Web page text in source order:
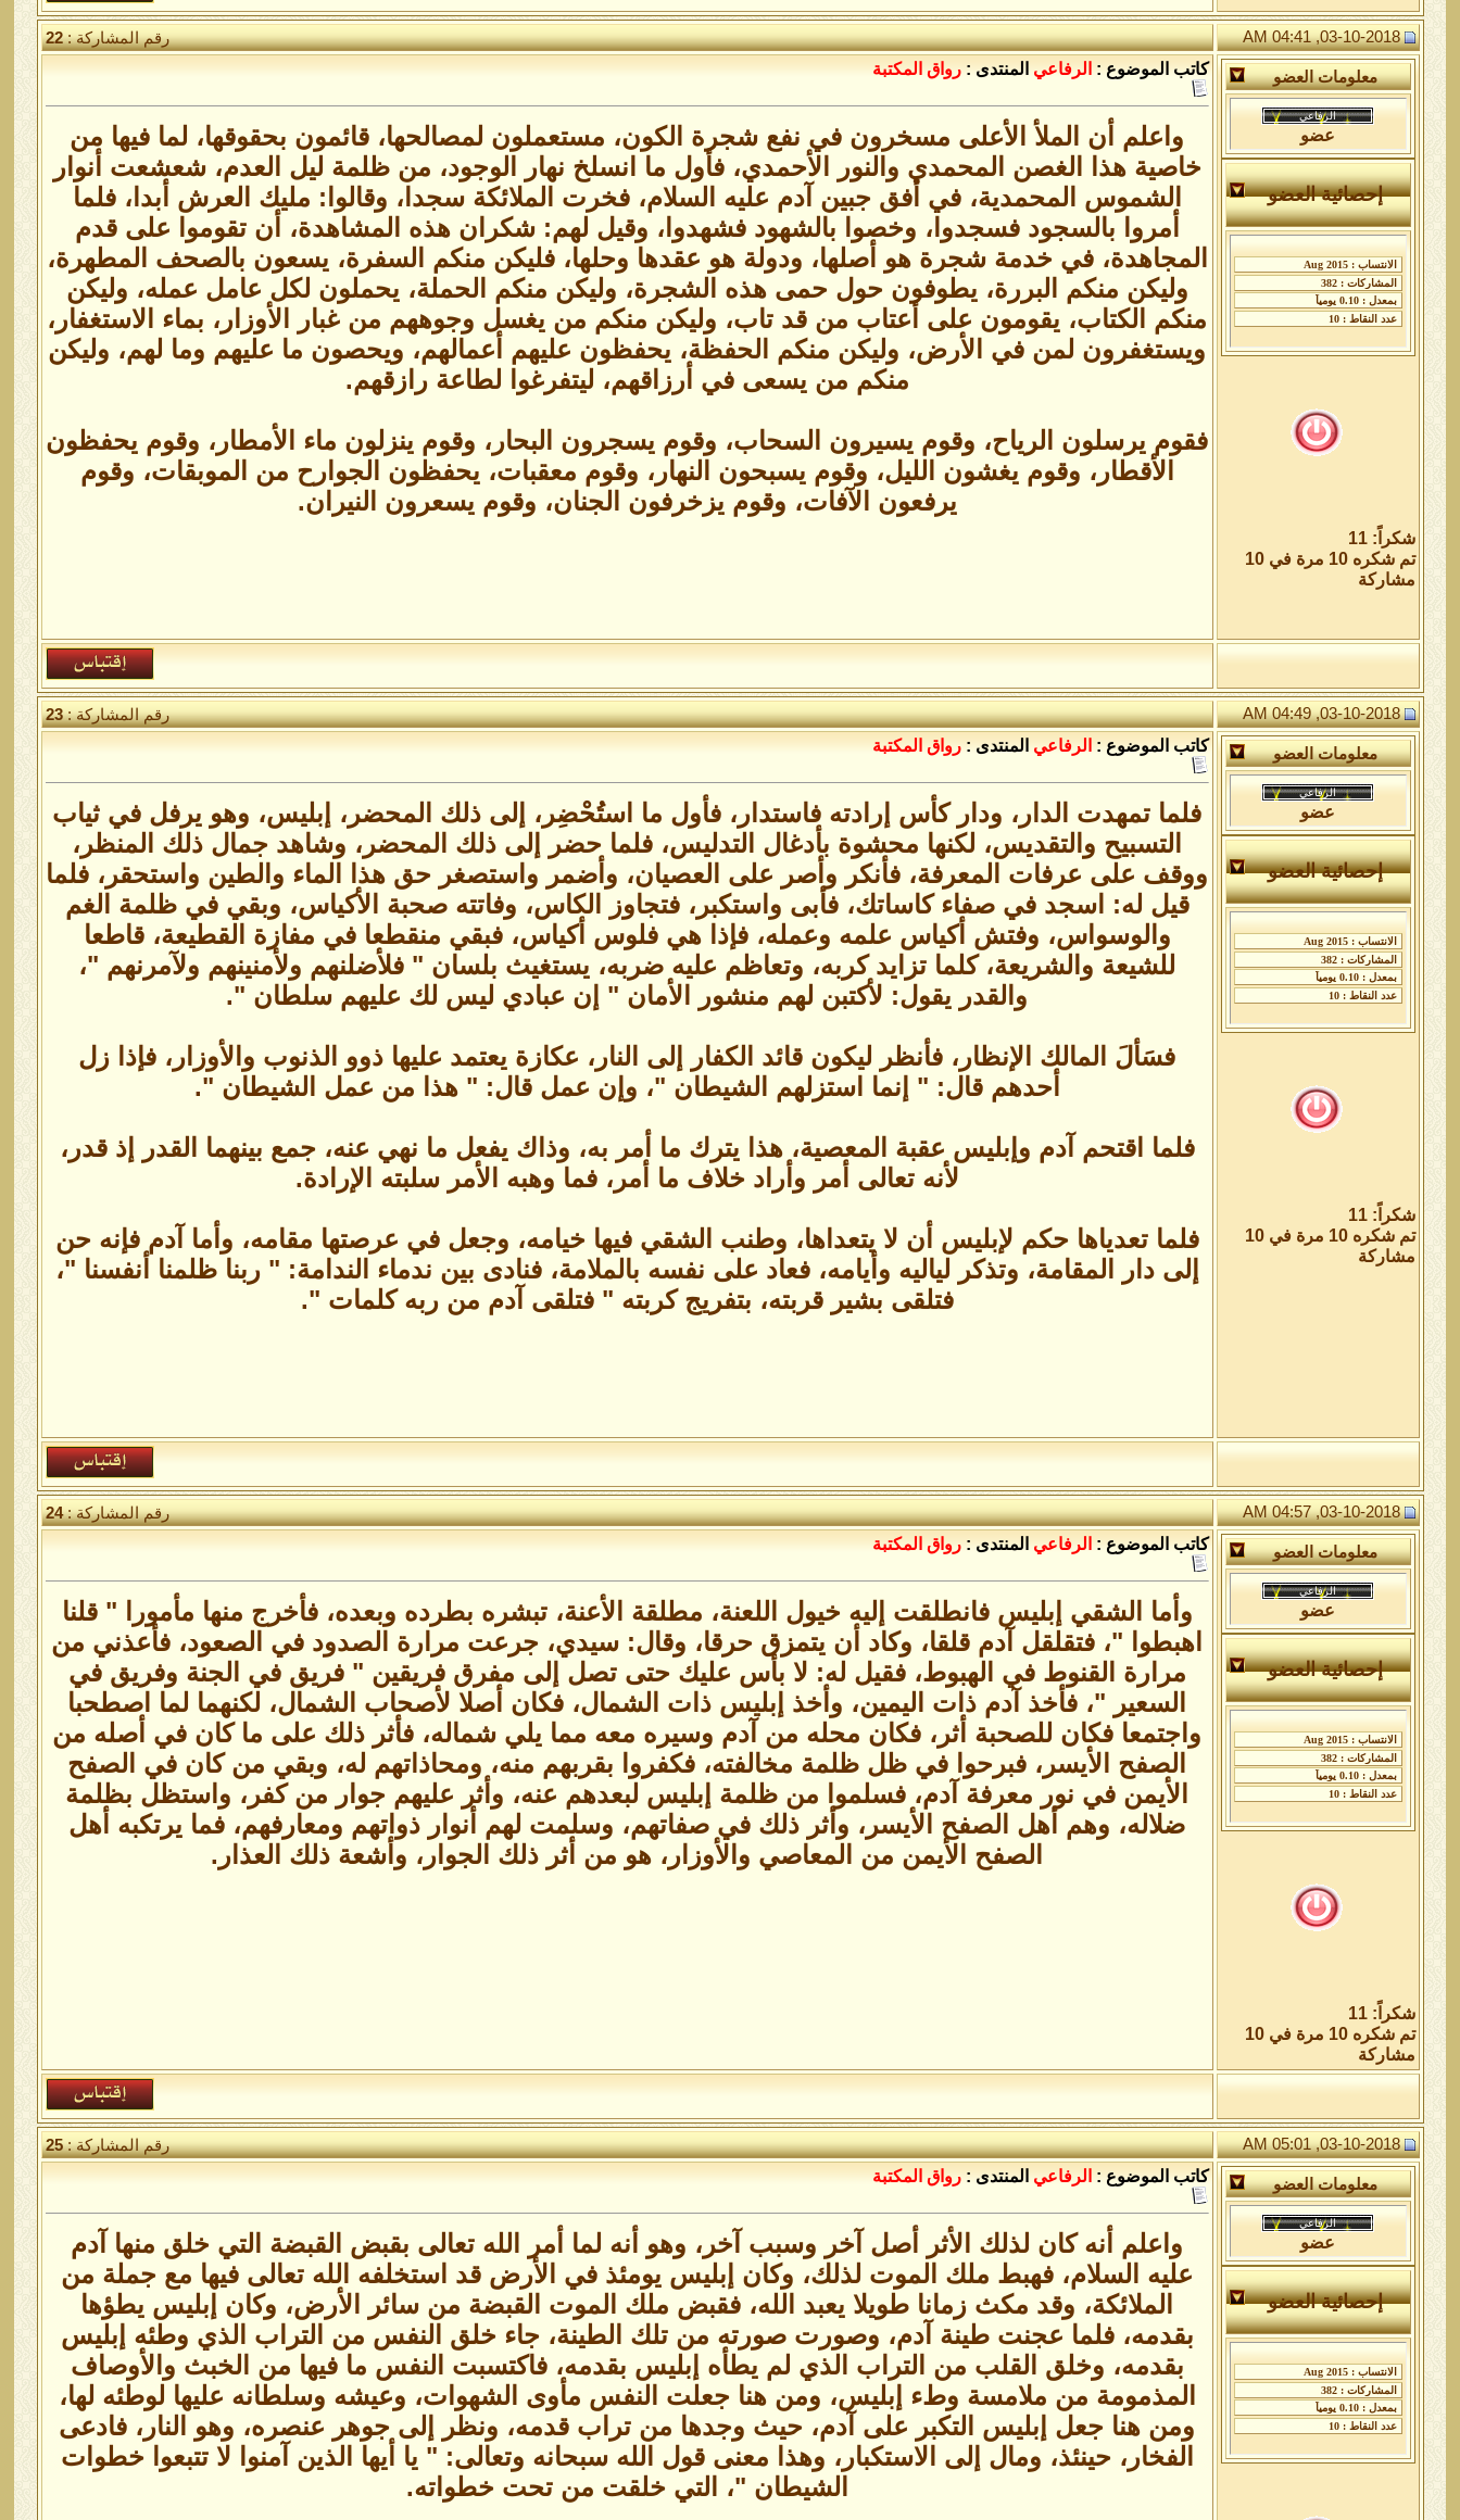
03-10-2018, 04:41 AM رقم المشاركة :22
معلومات العضو
عضو
إحصائية العضو
شكراً: 11
تم شكره 10 مرة في 10
مشاركة
كاتب الموضوع : الرفاعي المنتدى : رواق المكتبة
واعلم أن الملأ الأعلى مسخرون في نفع شجرة الكون، مستعملون لمصالحها، قائمون بحقوقها، لما فيها من
خاصية هذا الغصن المحمدي والنور الأحمدي، فأول ما انسلخ نهار الوجود، من ظلمة ليل العدم، شعشعت أنوار
الشموس المحمدية، في أفق جبين آدم عليه السلام، فخرت الملائكة سجدا، وقالوا: مليك العرش أبدا، فلما
أمروا بالسجود فسجدوا، وخصوا بالشهود فشهدوا، وقيل لهم: شكران هذه المشاهدة، أن تقوموا على قدم
المجاهدة، في خدمة شجرة هو أصلها، ودولة هو عقدها وحلها، فليكن منكم السفرة، يسعون بالصحف المطهرة،
وليكن منكم البررة، يطوفون حول حمى هذه الشجرة، وليكن منكم الحملة، يحملون لكل عامل عمله، وليكن
منكم الكتاب، يقومون على أعتاب من قد تاب، وليكن منكم من يغسل وجوههم من غبار الأوزار، بماء الاستغفار،
ويستغفرون لمن في الأرض، وليكن منكم الحفظة، يحفظون عليهم أعمالهم، ويحصون ما عليهم وما لهم، وليكن
منكم من يسعى في أرزاقهم، ليتفرغوا لطاعة رازقهم.
فقوم يرسلون الرياح، وقوم يسيرون السحاب، وقوم يسجرون البحار، وقوم ينزلون ماء الأمطار، وقوم يحفظون
الأقطار، وقوم يغشون الليل، وقوم يسبحون النهار، وقوم معقبات، يحفظون الجوارح من الموبقات، وقوم
يرفعون الآفات، وقوم يزخرفون الجنان، وقوم يسعرون النيران.
03-10-2018, 04:49 AM رقم المشاركة :23
معلومات العضو
عضو
إحصائية العضو
شكراً: 11
تم شكره 10 مرة في 10
مشاركة
كاتب الموضوع : الرفاعي المنتدى : رواق المكتبة
فلما تمهدت الدار، ودار كأس إرادته فاستدار، فأول ما استُحْضِر، إلى ذلك المحضر، إبليس، وهو يرفل في ثياب
التسبيح والتقديس، لكنها محشوة بأدغال التدليس، فلما حضر إلى ذلك المحضر، وشاهد جمال ذلك المنظر،
ووقف على عرفات المعرفة، فأنكر وأصر على العصيان، وأضمر واستصغر حق هذا الماء والطين واستحقر، فلما
قيل له: اسجد في صفاء كاساتك، فأبى واستكبر، فتجاوز الكاس، وفاتته صحبة الأكياس، وبقي في ظلمة الغم
والوسواس، وفتش أكياس علمه وعمله، فإذا هي فلوس أكياس، فبقي منقطعا في مفازة القطيعة، قاطعا
للشيعة والشريعة، كلما تزايد كربه، وتعاظم عليه ضربه، يستغيث بلسان " فلأضلنهم ولأمنينهم ولآمرنهم "،
والقدر يقول: لأكتبن لهم منشور الأمان " إن عبادي ليس لك عليهم سلطان ".
فسَألَ المالك الإنظار، فأنظر ليكون قائد الكفار إلى النار، عكازة يعتمد عليها ذوو الذنوب والأوزار، فإذا زل
أحدهم قال: " إنما استزلهم الشيطان "، وإن عمل قال: " هذا من عمل الشيطان ".
فلما اقتحم آدم وإبليس عقبة المعصية، هذا يترك ما أمر به، وذاك يفعل ما نهي عنه، جمع بينهما القدر إذ قدر،
لأنه تعالى أمر وأراد خلاف ما أمر، فما وهبه الأمر سلبته الإرادة.
فلما تعدياها حكم لإبليس أن لا يتعداها، وطنب الشقي فيها خيامه، وجعل في عرصتها مقامه، وأما آدم فإنه حن
إلى دار المقامة، وتذكر لياليه وأيامه، فعاد على نفسه بالملامة، فنادى بين ندماء الندامة: " ربنا ظلمنا أنفسنا "،
فتلقى بشير قربته، بتفريج كربته " فتلقى آدم من ربه كلمات ".
03-10-2018, 04:57 AM رقم المشاركة :24
معلومات العضو
عضو
إحصائية العضو
شكراً: 11
تم شكره 10 مرة في 10
مشاركة
كاتب الموضوع : الرفاعي المنتدى : رواق المكتبة
وأما الشقي إبليس فانطلقت إليه خيول اللعنة، مطلقة الأعنة، تبشره بطرده وبعده، فأخرج منها مأمورا " قلنا
اهبطوا "، فتقلقل آدم قلقا، وكاد أن يتمزق حرقا، وقال: سيدي، جرعت مرارة الصدود في الصعود، فأعذني من
مرارة القنوط في الهبوط، فقيل له: لا بأس عليك حتى تصل إلى مفرق فريقين " فريق في الجنة وفريق في
السعير "، فأخذ آدم ذات اليمين، وأخذ إبليس ذات الشمال، فكان أصلا لأصحاب الشمال، لكنهما لما اصطحبا
واجتمعا فكان للصحبة أثر، فكان محله من آدم وسيره معه مما يلي شماله، فأثر ذلك على ما كان في أصله من
الصفح الأيسر، فبرحوا في ظل ظلمة مخالفته، فكفروا بقربهم منه، ومحاذاتهم له، وبقي من كان في الصفح
الأيمن في نور معرفة آدم، فسلموا من ظلمة إبليس لبعدهم عنه، وأثر عليهم جوار من كفر، واستظل بظلمة
ضلاله، وهم أهل الصفح الأيسر، وأثر ذلك في صفاتهم، وسلمت لهم أنوار ذواتهم ومعارفهم، فما يرتكبه أهل
الصفح الأيمن من المعاصي والأوزار، هو من أثر ذلك الجوار، وأشعة ذلك العذار.
03-10-2018, 05:01 AM رقم المشاركة :25
معلومات العضو
عضو
إحصائية العضو
كاتب الموضوع : الرفاعي المنتدى : رواق المكتبة
واعلم أنه كان لذلك الأثر أصل آخر وسبب آخر، وهو أنه لما أمر الله تعالى بقبض القبضة التي خلق منها آدم
عليه السلام، فهبط ملك الموت لذلك، وكان إبليس يومئذ في الأرض قد استخلفه الله تعالى فيها مع جملة من
الملائكة، وقد مكث زمانا طويلا يعبد الله، فقبض ملك الموت القبضة من سائر الأرض، وكان إبليس يطؤها
بقدمه، فلما عجنت طينة آدم، وصورت صورته من تلك الطينة، جاء خلق النفس من التراب الذي وطئه إبليس
بقدمه، وخلق القلب من التراب الذي لم يطأه إبليس بقدمه، فاكتسبت النفس ما فيها من الخبث والأوصاف
المذمومة من ملامسة وطء إبليس، ومن هنا جعلت النفس مأوى الشهوات، وعيشه وسلطانه عليها لوطئه لها،
ومن هنا جعل إبليس التكبر على آدم، حيث وجدها من تراب قدمه، ونظر إلى جوهر عنصره، وهو النار، فادعى
الفخار، حينئذ، ومال إلى الاستكبار، وهذا معنى قول الله سبحانه وتعالى: " يا أيها الذين آمنوا لا تتبعوا خطوات
الشيطان "، التي خلقت من تحت خطواته.